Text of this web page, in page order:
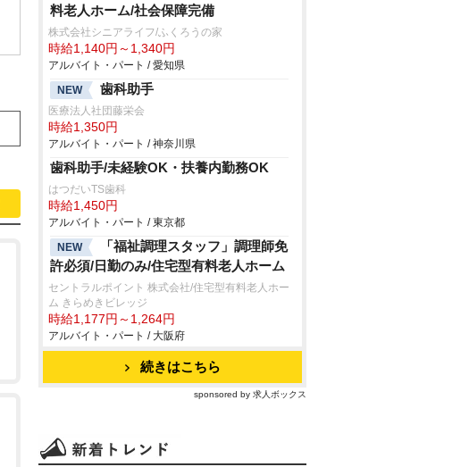
料老人ホーム/社会保障完備
株式会社シニアライフ/ふくろうの家
時給1,140円～1,340円
アルバイト・パート / 愛知県
NEW
歯科助手
医療法人社団藤栄会
時給1,350円
アルバイト・パート / 神奈川県
歯科助手/未経験OK・扶養内勤務OK
はつだいTS歯科
時給1,450円
アルバイト・パート / 東京都
NEW
「福祉調理スタッフ」調理師免
許必須/日勤のみ/住宅型有料老人ホーム
セントラルポイント 株式会社/住宅型有料老人ホー
ム きらめきビレッジ
時給1,177円～1,264円
アルバイト・パート / 大阪府
続きはこちら
sponsored by 求人ボックス